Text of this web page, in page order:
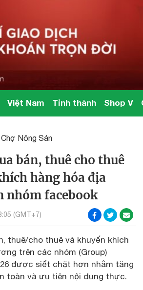
Việt Nam Tỉnh thành Shop V
Chợ Nông Sản
bán, thuê cho thuê
hàng hóa địa
nhóm facebook
(GMT+7)
thuê/cho thuê và khuyến khích
trên các nhóm (Group)
được siết chặt hơn nhằm tăng
toàn và ưu tiên nội dung thực.